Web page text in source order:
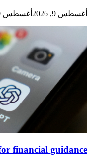
أغسطس 9, 2026 أغسطس 9, 2026
financial guidance